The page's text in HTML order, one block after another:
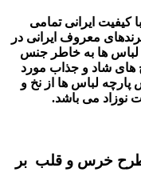
کیفیت ایرانی تمامی
معروف ایرانی در
لباس ها به خاطر جنس
های شاد و جذاب مورد
لباس ها از نخ و
نوزاد می باشد.
طرح خرس و قلب بر